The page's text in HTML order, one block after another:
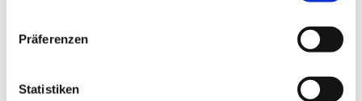
Präferenzen
Statistiken